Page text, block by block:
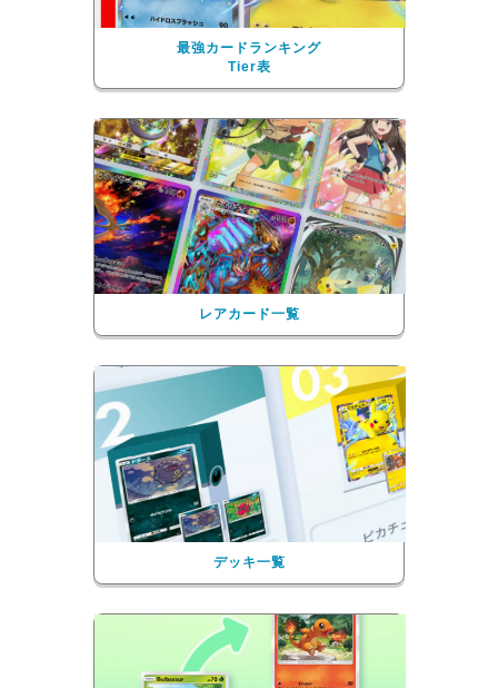
最強カードランキング
Tier表
レアカード一覧
デッキ一覧